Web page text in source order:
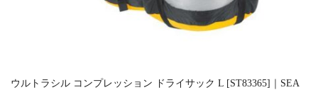
ウルトラシル コンプレッション ドライサック L [ST83365]｜SEA